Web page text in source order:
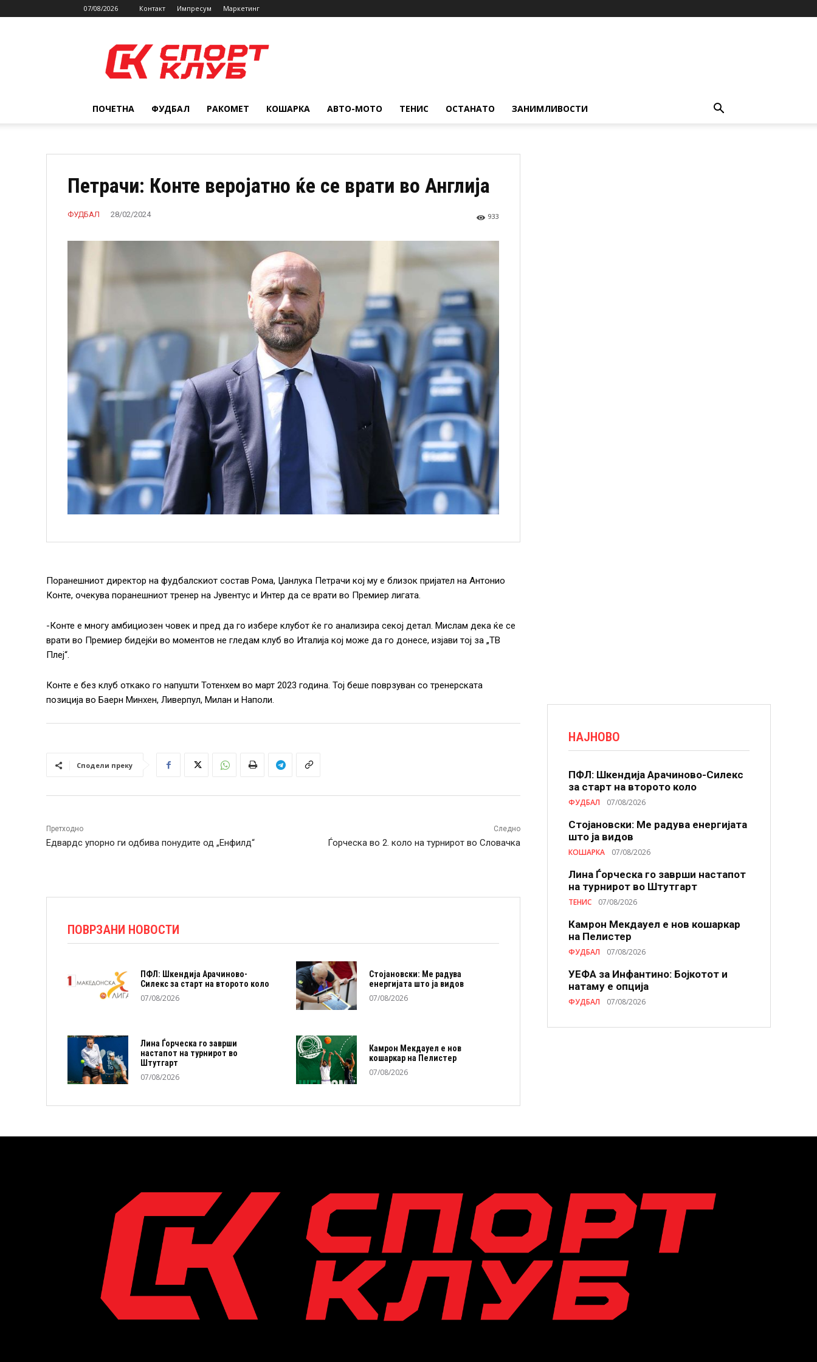
07/08/2026 Контакт Импресум Маркетинг
ПОЧЕТНА ФУДБАЛ РАКОМЕТ КОШАРКА АВТО-МОТО ТЕНИС ОСТАНАТО ЗАНИМЛИВОСТИ
Петрачи: Конте веројатно ќе се врати во Англија
ФУДБАЛ 28/02/2024 933
Поранешниот директор на фудбалскиот состав Рома, Џанлука Петрачи кој му е близок пријател на Антонио
Конте, очекува поранешниот тренер на Јувентус и Интер да се врати во Премиер лигата.
-Конте е многу амбициозен човек и пред да го избере клубот ќе го анализира секој детал. Мислам дека ќе се
врати во Премиер бидејќи во моментов не гледам клуб во Италија кој може да го донесе, изјави тој за „ТВ
Плеј“.
Конте е без клуб откако го напушти Тотенхем во март 2023 година. Тој беше поврзуван со тренерската
позиција во Баерн Минхен, Ливерпул, Милан и Наполи.
Сподели преку
Претходно
Едвардс упорно ги одбива понудите од „Енфилд“
Следно
Ѓорческа во 2. коло на турнирот во Словачка
ПОВРЗАНИ НОВОСТИ
ПФЛ: Шкендија Арачиново-
Силекс за старт на второто коло
07/08/2026
Стојановски: Ме радува
енергијата што ја видов
07/08/2026
Лина Ѓорческа го заврши
настапот на турнирот во
Штутгарт
07/08/2026
Камрон Мекдауел е нов
кошаркар на Пелистер
07/08/2026
НАЈНОВО
ПФЛ: Шкендија Арачиново-Силекс
за старт на второто коло
ФУДБАЛ 07/08/2026
Стојановски: Ме радува енергијата
што ја видов
КОШАРКА 07/08/2026
Лина Ѓорческа го заврши настапот
на турнирот во Штутгарт
ТЕНИС 07/08/2026
Камрон Мекдауел е нов кошаркар
на Пелистер
ФУДБАЛ 07/08/2026
УЕФА за Инфантино: Бојкотот и
натаму е опција
ФУДБАЛ 07/08/2026